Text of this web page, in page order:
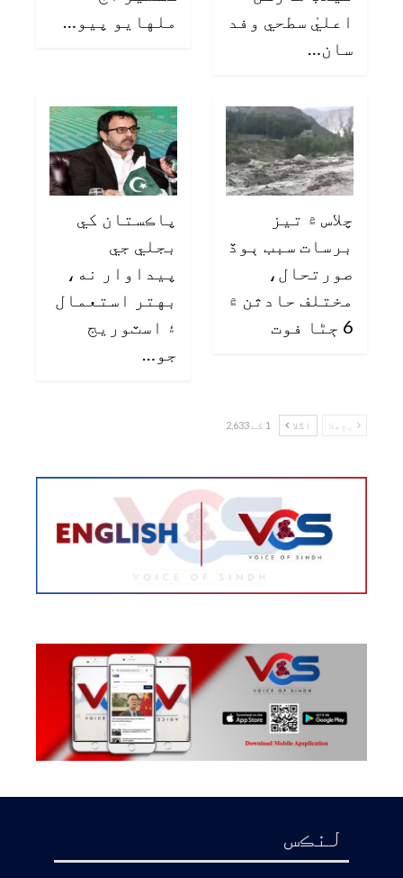
اعليٰ سطحي وفد
سان…
ملهايو پيو…
چلاس ۾ تيز
برسات سبب ٻوڏ
صورتحال،
مختلف حادثن ۾
6 ڄڻا فوت
پاڪستان کي
بجلي جي
پيداوار نه،
بهتر استعمال
۽ اسٽوريج
جو…
پچھلا اگلا 1 کے 2,633
لنڪس